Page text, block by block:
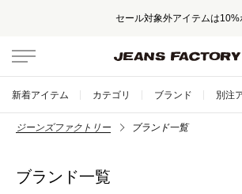
セール対象外アイテムは10%ポイン
新着アイテム カテゴリ ブランド 別注
ジーンズファクトリー ブランド一覧
ブランド一覧